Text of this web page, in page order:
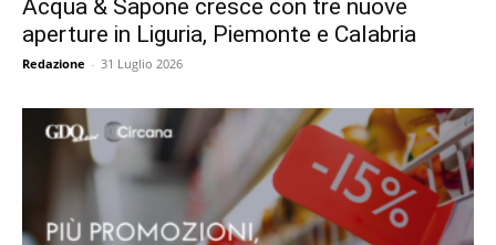
Acqua & Sapone cresce con tre nuove
aperture in Liguria, Piemonte e Calabria
Redazione - 31 Luglio 2026